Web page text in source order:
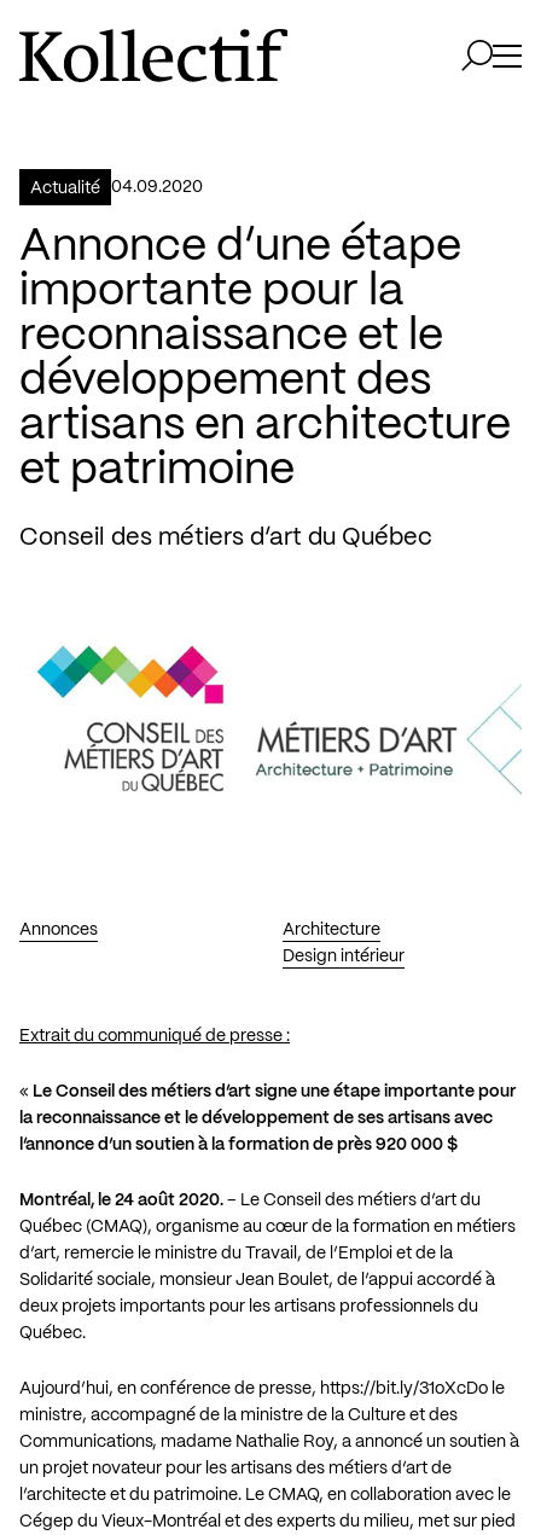
Aller à la page d'accueil
Logo Kollectif
Actualité 04.09.2020
Annonce d’une étape
importante pour la
reconnaissance et le
développement des
artisans en architecture
et patrimoine
Conseil des métiers d’art du Québec
Annonces
Architecture
Design intérieur
Extrait du communiqué de presse :
« Le Conseil des métiers d’art signe une étape importante pour
la reconnaissance et le développement de ses artisans avec
l’annonce d’un soutien à la formation de près 920 000 $
Montréal, le 24 août 2020. – Le Conseil des métiers d’art du
Québec (CMAQ), organisme au cœur de la formation en métiers
d’art, remercie le ministre du Travail, de l’Emploi et de la
Solidarité sociale, monsieur Jean Boulet, de l’appui accordé à
deux projets importants pour les artisans professionnels du
Québec.
Aujourd’hui, en conférence de presse, https://bit.ly/31oXcDo le
ministre, accompagné de la ministre de la Culture et des
Communications, madame Nathalie Roy, a annoncé un soutien à
un projet novateur pour les artisans des métiers d’art de
l’architecte et du patrimoine. Le CMAQ, en collaboration avec le
Cégep du Vieux-Montréal et des experts du milieu, met sur pied